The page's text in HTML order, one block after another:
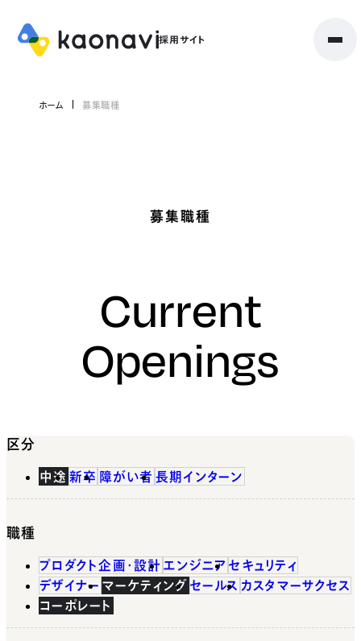
ホーム 募集職種
募集職種
Current
Openings
区分
中途 新卒 障がい者 長期インターン
職種
プロダクト企画・設計 エンジニア セキュリティ
デザイナー マーケティング セールス カスタマーサクセス
コーポレート